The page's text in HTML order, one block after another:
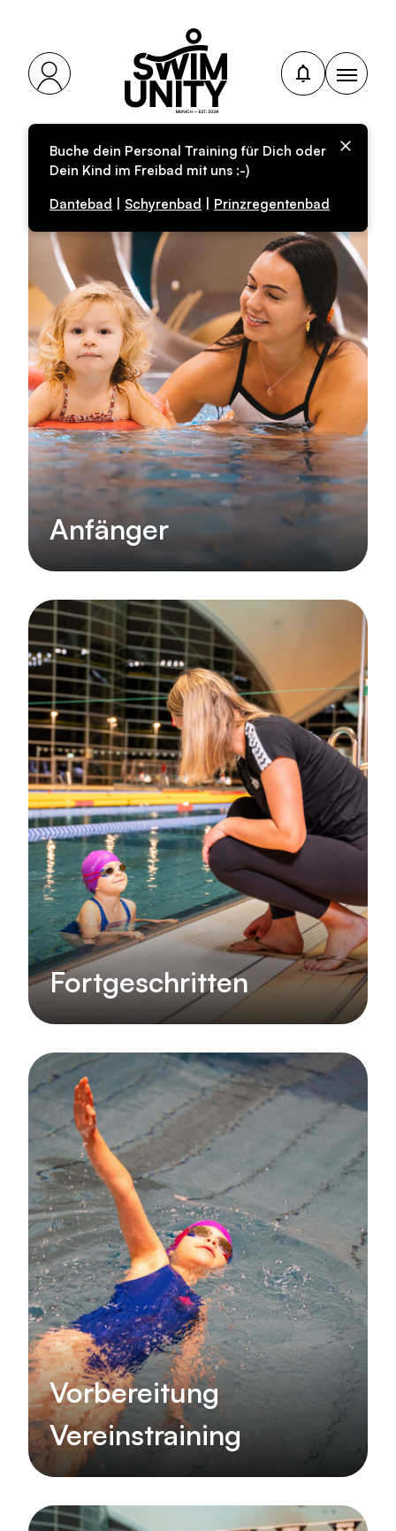
Buche dein Personal Training für Dich oder
Dein Kind im Freibad mit uns :-)
Dantebad
Schyrenbad Prinzregentenbad
Anfänger
Fortgeschritten
Vorbereitung
Vereinstraining